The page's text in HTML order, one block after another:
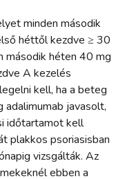
minden második
héttől kezdve ≥ 30
második héten 40 mg
A kezelés
kell, ha a beteg
adalimumab javasolt,
időtartamot kell
plakkos psoriasisban
vizsgálták. Az
ebben a